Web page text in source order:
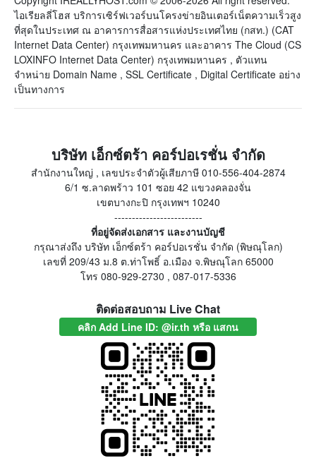
ไอเรียลลี่โฮส บริการเซิร์ฟเวอร์บนโครงข่ายอินเตอร์เน็ตความเร็วสูง
ที่สุดในประเทศ ณ อาคารการสื่อสารแห่งประเทศไทย (กสท.) (CAT
Internet Data Center) กรุงเทพมหานคร และอาคาร The Cloud (CS
LOXINFO Internet Data Center) กรุงเทพมหานคร , ตัวแทน
จำหน่าย Domain Name , SSL Certificate , Digital Certificate อย่าง
เป็นทางการ
บริษัท เอ็กซ์ตร้า คอร์ปอเรชั่น จำกัด
สำนักงานใหญ่ , เลขประจำตัวผู้เสียภาษี 010-556-404-2874
6/1 ซ.ลาดพร้าว 101 ซอย 42 แขวงคลองจั่น
เขตบางกะปิ กรุงเทพฯ 10240
-------------------------
ที่อยู่จัดส่งเอกสาร และงานบัญชี
กรุณาส่งถึง บริษัท เอ็กซ์ตร้า คอร์ปอเรชั่น จำกัด (พิษณุโลก)
เลขที่ 209/43 ม.8 ต.ท่าโพธิ์ อ.เมือง จ.พิษณุโลก 65000
โทร 080-929-2730 , 087-017-5336
ติดต่อสอบถาม Live Chat
คลิก Add Line ID: @ir.th หรือ แสกน